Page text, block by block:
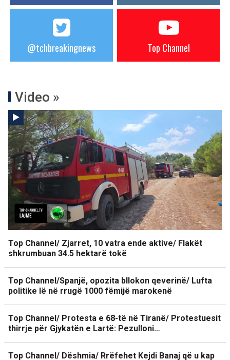
@tchbreakingnews Top Channel
Video »
Top Channel/ Zjarret, 10 vatra ende aktive/ Flakët
shkrumbuan 34.5 hektarë tokë
Top Channel/Spanjë, opozita bllokon qeverinë/ Lufta
politike lë në rrugë 1000 fëmijë marokenë
Top Channel/ Protesta e 68-të në Tiranë/ Protestuesit
thirrje për Gjykatën e Lartë: Pezulloni…
Top Channel/ Dëshmia/ Rrëfehet Kejdi Banaj që u kap